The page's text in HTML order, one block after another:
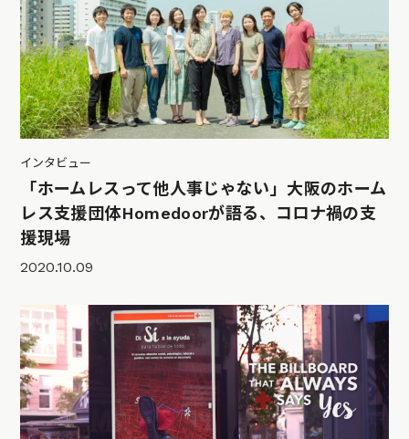
インタビュー
「ホームレスって他人事じゃない」大阪のホーム
レス支援団体Homedoorが語る、コロナ禍の支
援現場
2020.10.09